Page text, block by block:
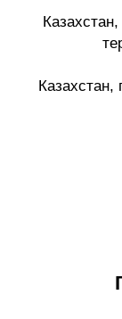
Казахстан,